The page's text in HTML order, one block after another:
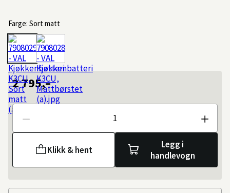
Farge: Sort matt
2 795,–
Antall
Klikk & hent
Legg i
handlevogn